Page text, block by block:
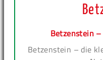
Betzenstein
Betzenstein – die